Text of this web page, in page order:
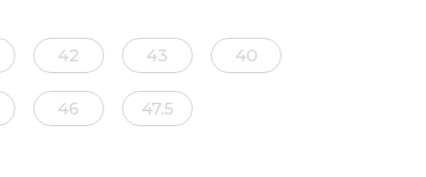
42 43 40
46 47.5